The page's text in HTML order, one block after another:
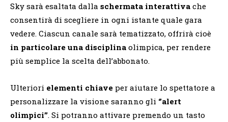
Sky sarà esaltata dalla schermata interattiva che
consentirà di scegliere in ogni istante quale gara
vedere. Ciascun canale sarà tematizzato, offrirà cioè
in particolare una disciplina olimpica, per rendere
più semplice la scelta dell’abbonato.
Ulteriori elementi chiave per aiutare lo spettatore a
personalizzare la visione saranno gli ‘’alert
olimpici’’. Si potranno attivare premendo un tasto